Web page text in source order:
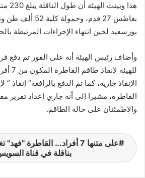
بغاطس 27 قدم،
بورسعيد لحين انتهاء الإجراءات المرتبطة
وأضاف رئيس الهيئة أنه على الفور تم دفع
الإنقاذ جارية، كما تم الدفع بالرافعة” إنقاذ
القاطرة، مشيرا إلى أنه جاري إعداد
والاطمئنان على حالة الطاقم.
على متنها 7 أفراد... القاطرة
بناقلة في قناة